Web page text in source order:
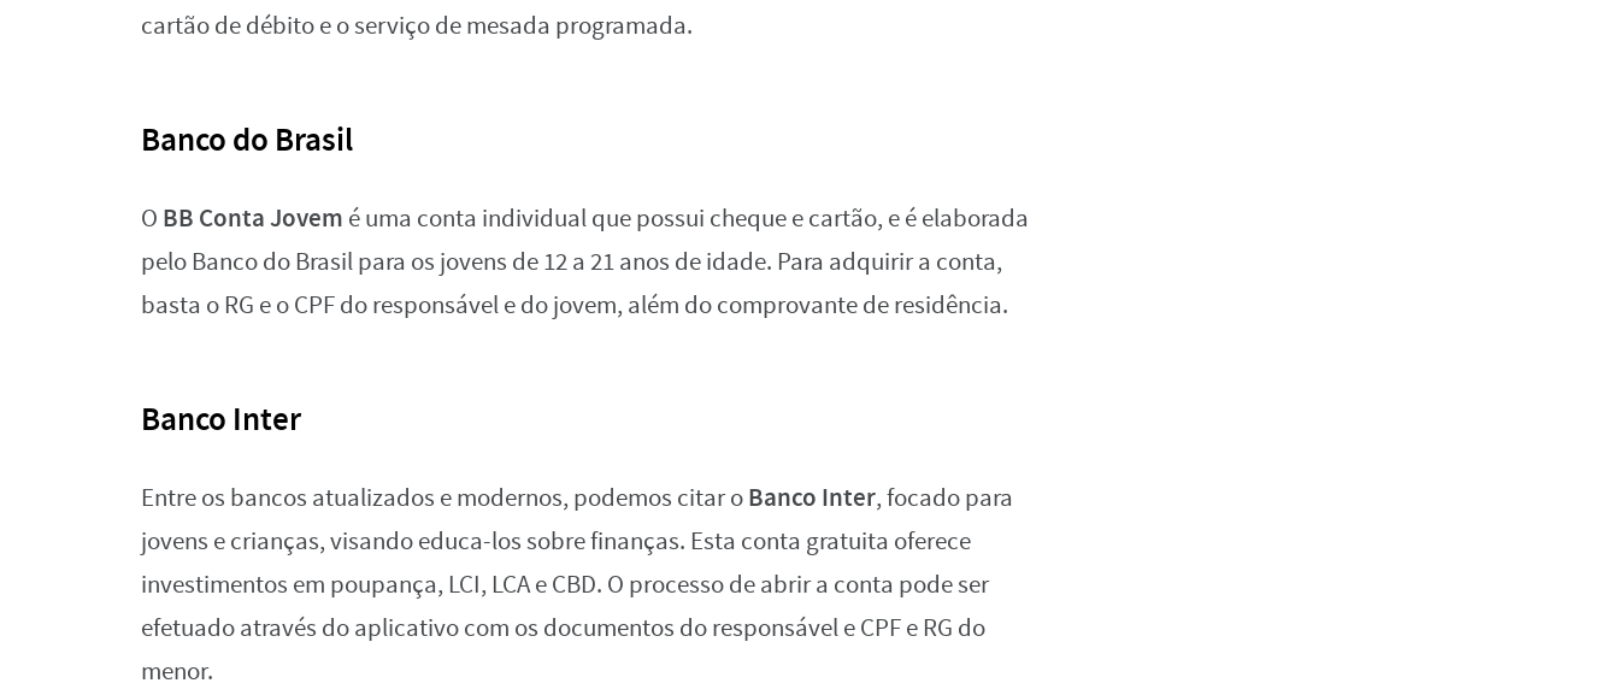
cartão de débito e o serviço de mesada programada.
Banco do Brasil
O BB Conta Jovem é uma conta individual que possui cheque e cartão, e é elaborada
pelo Banco do Brasil para os jovens de 12 a 21 anos de idade. Para adquirir a conta,
basta o RG e o CPF do responsável e do jovem, além do comprovante de residência.
Banco Inter
Entre os bancos atualizados e modernos, podemos citar oBanco Inter, focado para
jovens e crianças, visando educa-los sobre finanças. Esta conta gratuita oferece
investimentos em poupança, LCI, LCA e CBD. O processo de abrir a conta pode ser
efetuado através do aplicativo com os documentos do responsável e CPF e RG do
menor.